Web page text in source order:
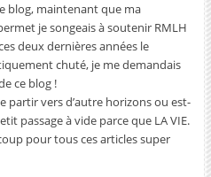
blog, maintenant que ma
je songeais à soutenir RMLH
deux dernières années le
chuté, je me demandais
ce blog !
partir vers d’autre horizons ou est-
passage à vide parce que LA VIE.
pour tous ces articles super